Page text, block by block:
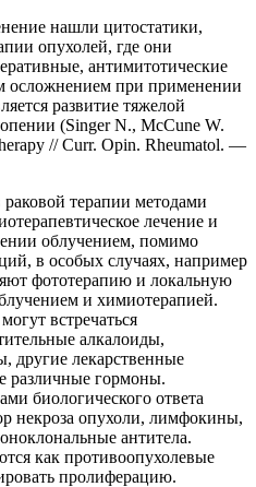
нашли цитостатики,
опухолей, где они
антимитотические
осложнением при применении
развитие тяжелой
(Singer N., McCune W.
// Curr. Opin. Rheumatol. —
терапии методами
лечение и
облучением, помимо
в особых случаях, например
фототерапию и локальную
и химиотерапией.
встречаться
алкалоиды,
другие лекарственные
различные гормоны.
биологического ответа
некроза опухоли, лимфокины,
антитела.
как противоопухолевые
пролиферацию.